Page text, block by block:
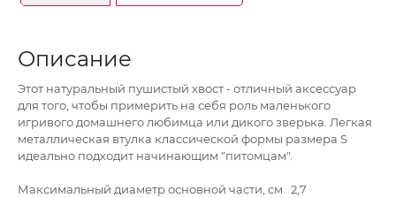
Описание
Этот натуральный пушистый хвост - отличный аксессуар
для того, чтобы примерить на себя роль маленького
игривого домашнего любимца или дикого зверька. Легкая
металлическая втулка классической формы размера S
идеально подходит начинающим "питомцам".
Максимальный диаметр основной части, см 2,7